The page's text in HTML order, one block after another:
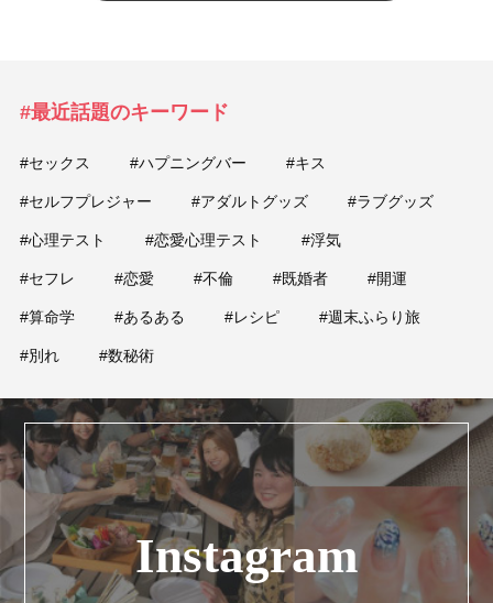
#最近話題のキーワード
#セックス #ハプニングバー #キス
#セルフプレジャー #アダルトグッズ #ラブグッズ
#心理テスト #恋愛心理テスト #浮気
#セフレ #恋愛 #不倫 #既婚者 #開運
#算命学 #あるある #レシピ #週末ふらり旅
#別れ #数秘術
Instagram